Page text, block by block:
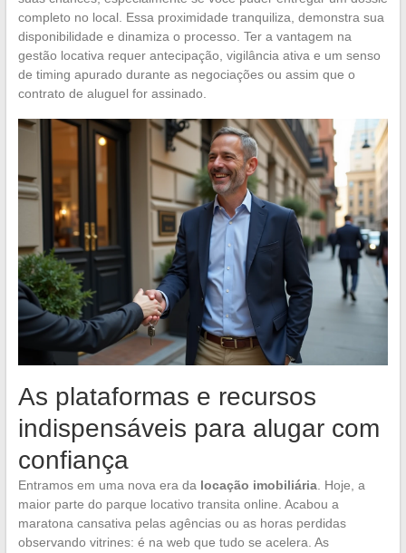
completo no local. Essa proximidade tranquiliza, demonstra sua
disponibilidade e dinamiza o processo. Ter a vantagem na
gestão locativa requer antecipação, vigilância ativa e um senso
de timing apurado durante as negociações ou assim que o
contrato de aluguel for assinado.
As plataformas e recursos
indispensáveis para alugar com
confiança
Entramos em uma nova era da locação imobiliária. Hoje, a
maior parte do parque locativo transita online. Acabou a
maratona cansativa pelas agências ou as horas perdidas
observando vitrines: é na web que tudo se acelera. As